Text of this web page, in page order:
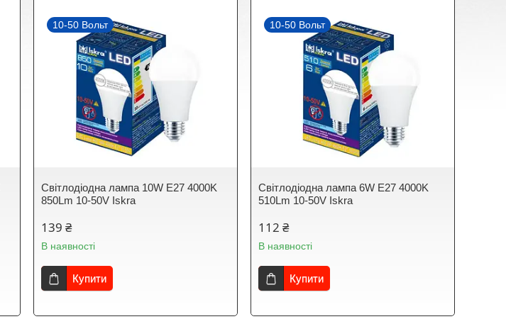
10-50 Вольт
Cвітлодіодна лампа 10W E27 4000K
850Lm 10-50V Iskra
139 ₴
В наявності
Купити
10-50 Вольт
Cвітлодіодна лампа 6W E27 4000K
510Lm 10-50V Iskra
112 ₴
В наявності
Купити